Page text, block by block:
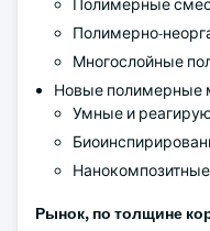
Полимерные
Полимерно-
Многослойные
Новые полимерные
Умные и
Рынок, по толщине